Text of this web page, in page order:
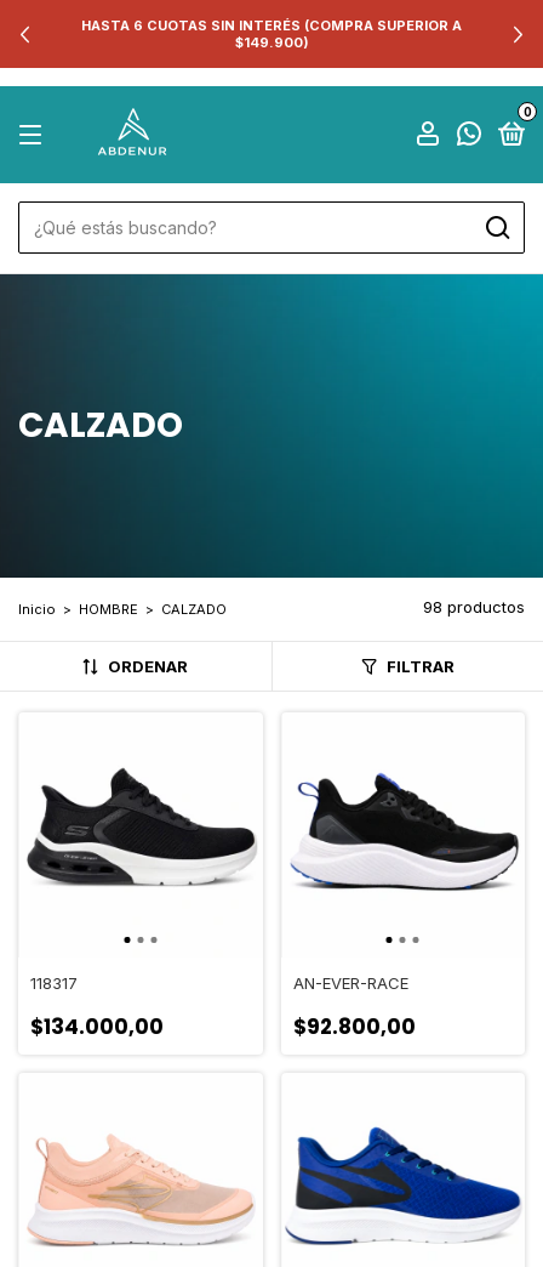
HASTA 6 CUOTAS SIN INTERÉS (COMPRA SUPERIOR A
$149.900)
0
CALZADO
Inicio > HOMBRE > CALZADO 98 productos
ORDENAR FILTRAR
118317
$134.000,00
AN-EVER-RACE
$92.800,00